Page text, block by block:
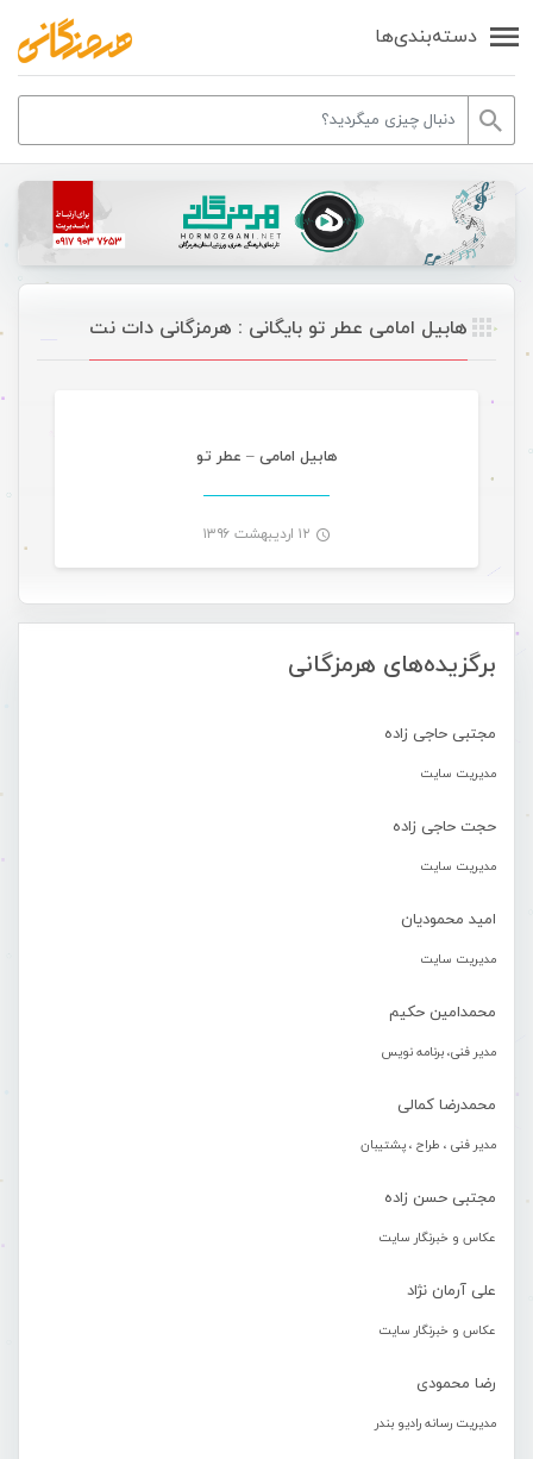
دسته‌بندی‌ها
برگزیده‌های هرمزگانی
مجتبی حاجی زاده
مدیریت سایت
حجت حاجی زاده
مدیریت سایت
امید محمودیان
مدیریت سایت
محمدامین حکیم
مدیر فنی، برنامه نویس
محمدرضا کمالی
مدیر فنی ، طراح ، پشتیبان
مجتبی حسن زاده
عکاس و خبرنگار سایت
علی آرمان نژاد
عکاس و خبرنگار سایت
رضا محمودی
مدیریت رسانه رادیو بندر
هابیل امامی عطر تو بایگانی : هرمزگانی دات نت
هابیل امامی – عطر تو
۱۲ اردیبهشت ۱۳۹۶